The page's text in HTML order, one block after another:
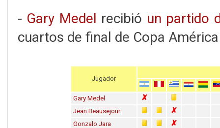
- Gary Medel recibió un partido
cuartos de final de Copa
Jugador
Gary Medel
Jean Beausejour
Gonzalo Jara